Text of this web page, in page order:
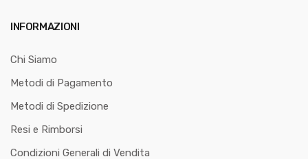
INFORMAZIONI
Chi Siamo
Metodi di Pagamento
Metodi di Spedizione
Resi e Rimborsi
Condizioni Generali di Vendita